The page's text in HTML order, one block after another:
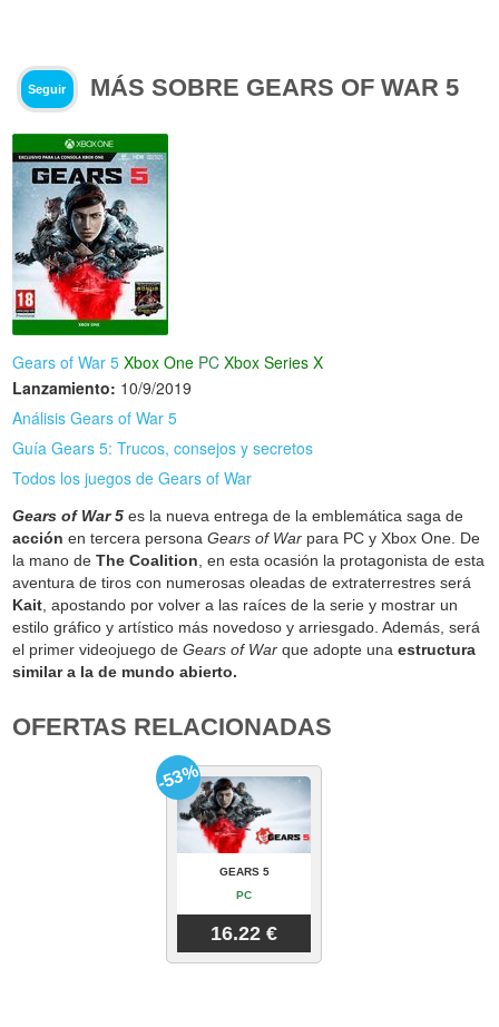
Seguir MÁS SOBRE GEARS OF WAR 5
Gears of War 5 Xbox One PC Xbox Series X
Lanzamiento: 10/9/2019
Análisis Gears of War 5
Guía Gears 5: Trucos, consejos y secretos
Todos los juegos de Gears of War
Gears of War 5 es la nueva entrega de la emblemática saga de
acción en tercera personaGears of War para PC y Xbox One. De
la mano deThe Coalition, en esta ocasión la protagonista de esta
aventura de tiros con numerosas oleadas de extraterrestres será
Kait, apostando por volver a las raíces de la serie y mostrar un
estilo gráfico y artístico más novedoso y arriesgado. Además, será
el primer videojuego deGears of War que adopte unaestructura
similar a la de mundo abierto.
OFERTAS RELACIONADAS
GEARS 5
PC
16.22 €
-53%